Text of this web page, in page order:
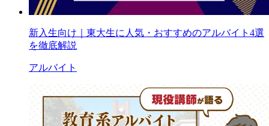
新入生向け｜東大生に人気・おすすめのアルバイト4選
を徹底解説
アルバイト